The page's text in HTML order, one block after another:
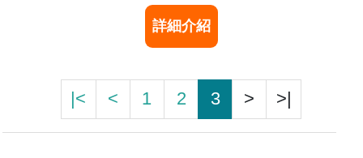
詳細介紹
|< < 1 2 3 > >|